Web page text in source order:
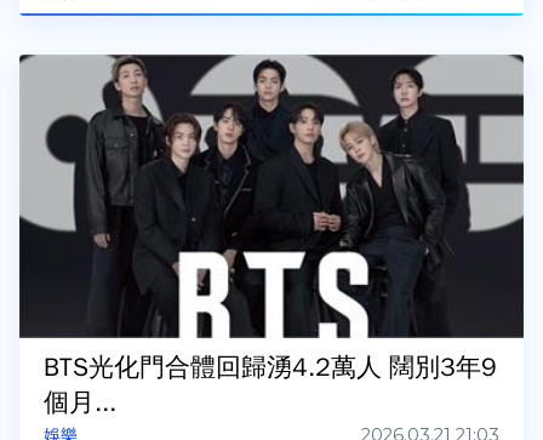
娛樂
BTS光化門合體回歸湧4.2萬人 闊別3年9
個月...
2026.03.21 21:03